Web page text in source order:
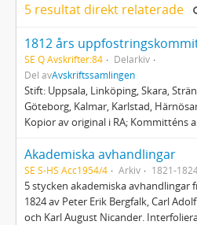
5 resultat direkt relaterade
SE Q Avskrifter:84
Delarkiv
Del avAvskriftssamlingen
Stift: Uppsala, Linköping, Skara,
Göteborg, Kalmar, Karlstad,
Kopior av original i RA; Kommitténs
Akademiska avhandlingar
SE S-HS Acc1954/4 Arkiv 1821-
5 stycken akademiska avhandlingar
1824 av Peter Erik Bergfalk, Carl
och Karl August Nicander.